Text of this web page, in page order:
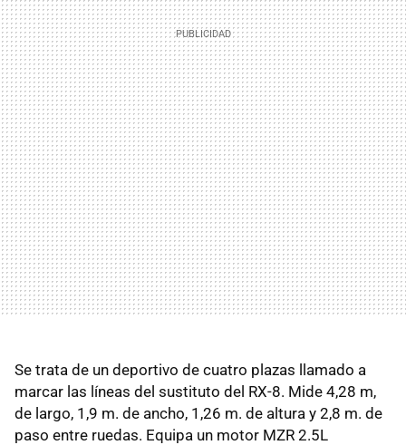
Se trata de un deportivo de cuatro plazas llamado a
marcar las líneas del sustituto del RX-8. Mide 4,28 m,
de largo, 1,9 m. de ancho, 1,26 m. de altura y 2,8 m. de
paso entre ruedas. Equipa un motor MZR 2.5L